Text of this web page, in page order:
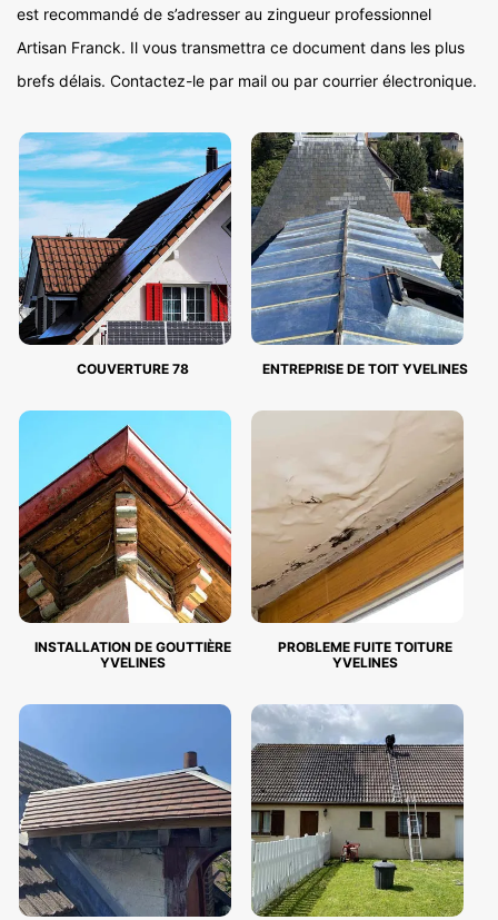
est recommandé de s’adresser au zingueur professionnel
Artisan Franck. Il vous transmettra ce document dans les plus
brefs délais. Contactez-le par mail ou par courrier électronique.
COUVERTURE 78 ENTREPRISE DE TOIT YVELINES
INSTALLATION DE GOUTTIÈRE
YVELINES
PROBLEME FUITE TOITURE
YVELINES